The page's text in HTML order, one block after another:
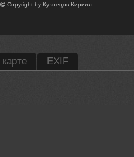
Copyright byКузнецов Кирилл
EXIF